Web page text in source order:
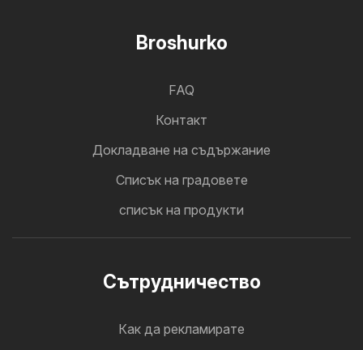
Broshurko
FAQ
Контакт
Докладване на съдържание
Cписък на градовете
списък на продукти
Cътрудничество
Как да рекламирате